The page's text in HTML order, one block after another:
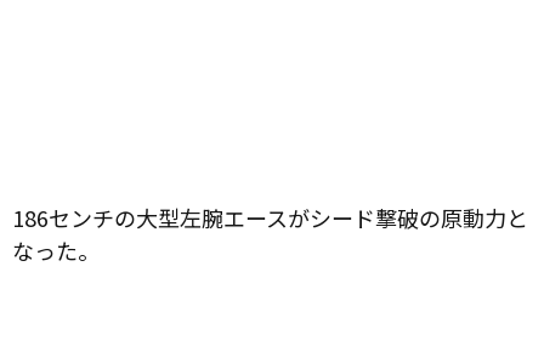
186センチの大型左腕エースがシード撃破の原動力と
なった。